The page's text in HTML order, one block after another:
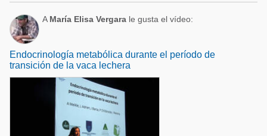
A María Elisa Vergara le gusta el vídeo:
Endocrinología metabólica durante el período de
transición de la vaca lechera